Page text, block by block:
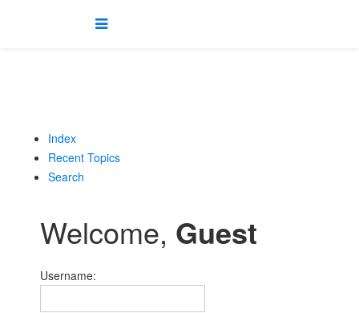
Index
Recent Topics
Search
Welcome, Guest
Username: